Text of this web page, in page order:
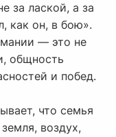
за лаской, а за
как он, в бою».
— это не
общность
и побед.
что семья
воздух,